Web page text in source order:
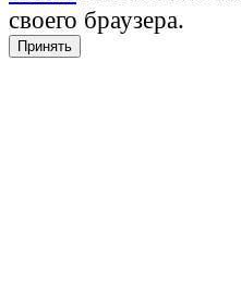
своего браузера.
Принять